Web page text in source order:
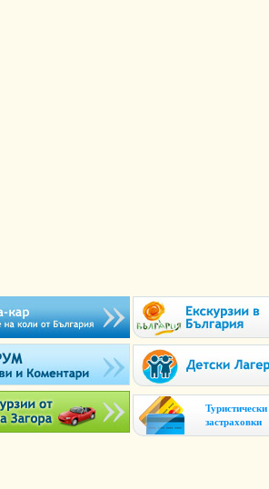
Туристически
застраховки